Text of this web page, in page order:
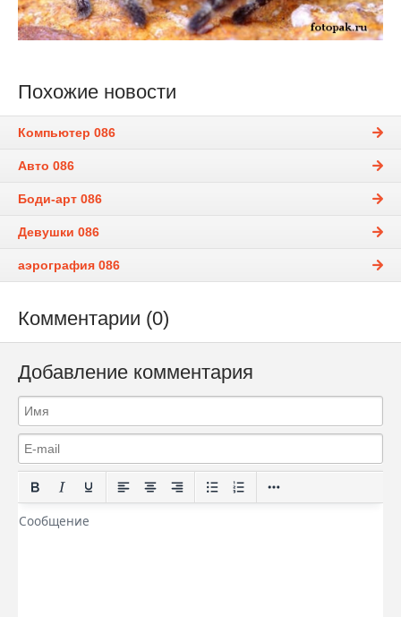
Похожие новости
Компьютер 086
Авто 086
Боди-арт 086
Девушки 086
аэрография 086
Комментарии (0)
Добавление комментария